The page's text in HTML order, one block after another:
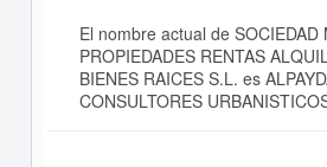
El nombre actual de SOCIEDAD
PROPIEDADES RENTAS
BIENES RAICES S.L. es
CONSULTORES